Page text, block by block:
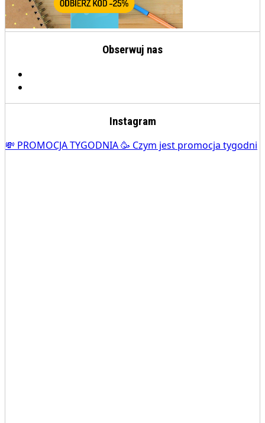
Obserwuj nas
Instagram
💸 PROMOCJA TYGODNIA 🥳 Czym jest promocja tygodni